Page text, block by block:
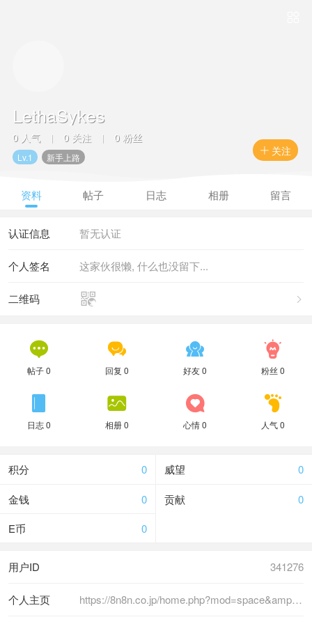
 关注
LethaSykes
0 人气 | 0 关注 | 0 粉丝
Lv.1 新手上路
资料 帖子 日志 相册 留言
暂无认证
认证信息
这家伙很懒, 什么也没留下...
个人签名


二维码

帖子 0

回复 0

好友 0

粉丝 0

日志 0

相册 0

心情 0

人气 0
0
积分 0
威望
0
金钱 0
贡献
0
E币
341276
用户ID
https://8n8n.co.jp/home.php?mod=space&amp;uid=12028279&amp;do=profile
个人主页